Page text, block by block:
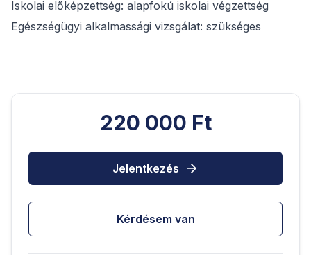
Iskolai előképzettség: alapfokú iskolai végzettség
Egészségügyi alkalmassági vizsgálat: szükséges
220 000 Ft
Jelentkezés
Kérdésem van